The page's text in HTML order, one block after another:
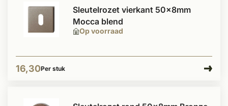
Op voorraad
Sleutelrozet vierkant 50x8mm
Mocca blend
16,30Per stuk